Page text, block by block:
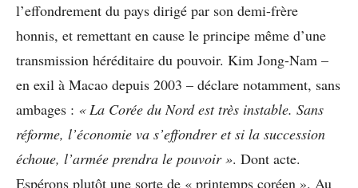
l’effondrement du pays dirigé par son demi-frère
honnis, et remettant en cause le principe même d’une
transmission héréditaire du pouvoir. Kim Jong-Nam –
en exil à Macao depuis 2003 – déclare notamment, sans
ambages : « La Corée du Nord est très instable. Sans
réforme, l’économie va s’effondrer et si la succession
échoue, l’armée prendra le pouvoir ». Dont acte.
Espérons plutôt une sorte de « printemps coréen ». Au